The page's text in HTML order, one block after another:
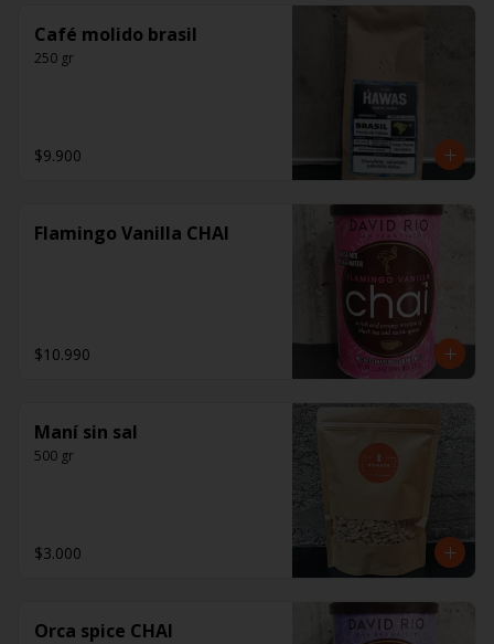
Café molido brasil
250 gr
$9.900
Flamingo Vanilla CHAI
$10.990
Maní sin sal
500 gr
$3.000
Orca spice CHAI